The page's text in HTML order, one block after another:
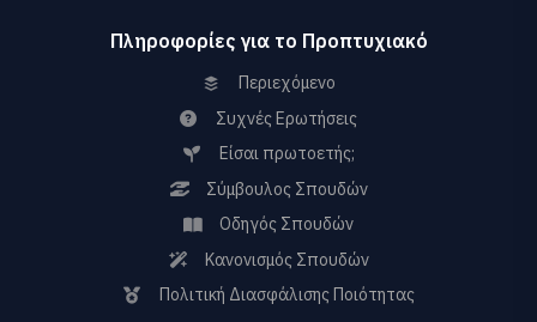
Πληροφορίες για το Προπτυχιακό
Περιεχόμενο
Συχνές Ερωτήσεις
Είσαι πρωτοετής;
Σύμβουλος Σπουδών
Οδηγός Σπουδών
Κανονισμός Σπουδών
Πολιτική Διασφάλισης Ποιότητας